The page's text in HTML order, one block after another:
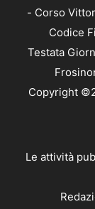
- Corso
Codice
Testata
Copyright
Le attività